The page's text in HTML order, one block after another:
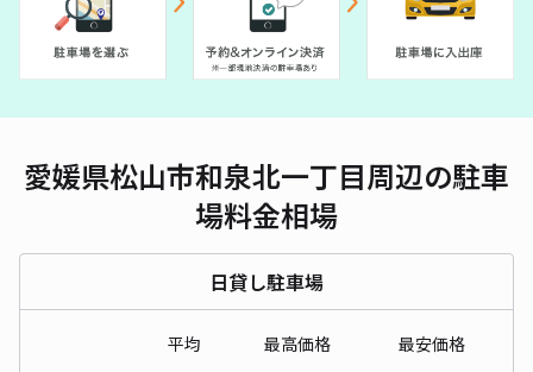
愛媛県松山市和泉北一丁目周辺の駐車
場料金相場
日貸し駐車場
平均 最高価格 最安価格